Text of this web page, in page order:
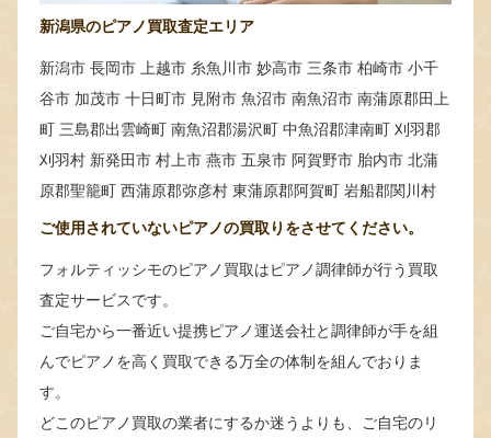
新潟県のピアノ買取査定エリア
新潟市 長岡市 上越市 糸魚川市 妙高市 三条市 柏崎市 小千
谷市 加茂市 十日町市 見附市 魚沼市 南魚沼市 南蒲原郡田上
町 三島郡出雲崎町 南魚沼郡湯沢町 中魚沼郡津南町 刈羽郡
刈羽村 新発田市 村上市 燕市 五泉市 阿賀野市 胎内市 北蒲
原郡聖籠町 西蒲原郡弥彦村 東蒲原郡阿賀町 岩船郡関川村
ご使用されていないピアノの買取りをさせてください。
フォルティッシモのピアノ買取はピアノ調律師が行う買取
査定サービスです。
ご自宅から一番近い提携ピアノ運送会社と調律師が手を組
んでピアノを高く買取できる万全の体制を組んでおりま
す。
どこのピアノ買取の業者にするか迷うよりも、ご自宅のリ